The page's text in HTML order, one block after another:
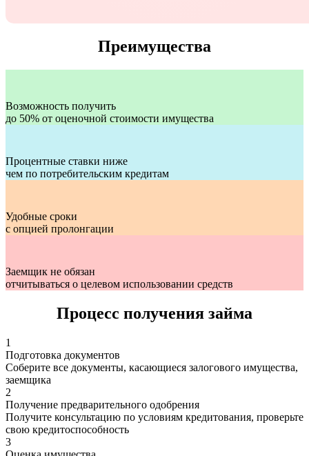
Преимущества
Возможность получить
до 50% от оценочной стоимости имущества
Процентные ставки ниже
чем по потребительским кредитам
Удобные сроки
с опцией пролонгации
Заемщик не обязан
отчитываться о целевом использовании средств
Процесс получения займа
1
Подготовка документов
Соберите все документы, касающиеся залогового имущества,
заемщика
2
Получение предварительного одобрения
Получите консультацию по условиям кредитования, проверьте
свою кредитоспособность
3